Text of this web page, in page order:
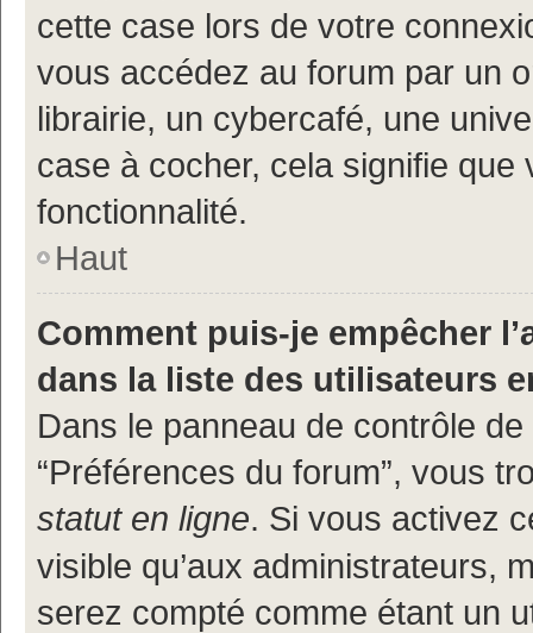
cette case lors de votre
vous accédez au forum par un
librairie, un cybercafé, une
case à cocher, cela signifie
fonctionnalité.
Haut
Comment puis-je empêcher
dans la liste des utilisateurs
Dans le panneau de contrôle
“Préférences du forum”, vous
statut en ligne. Si vous activez
visible qu’aux administrateurs,
serez compté comme étant un